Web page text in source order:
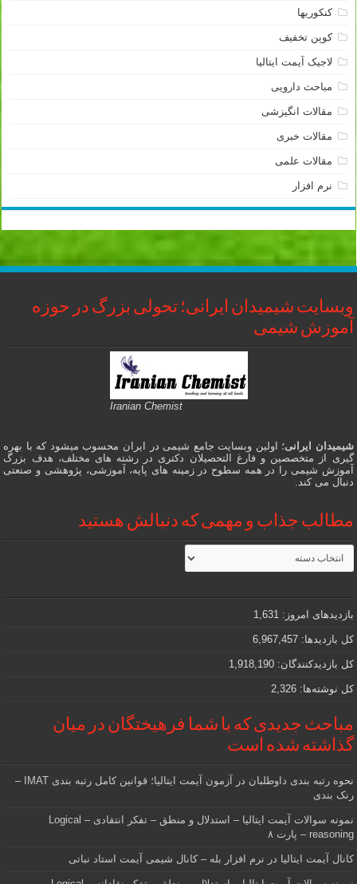
کنکوریها
کوپن تخفیف
لاجیک آیمت ایتالیا
مباحث دارویی
مقالات انگیزشی
مقالات خبری
مقالات علمی
نرم افزار
وبسایت شیمیدان ایرانی؛ تحولی بزرگ در حوزه
آموزش شیمی
Iranian Chemist
شیمیدان ایرانی؛ اولین وبسایت جامع شیمی در ایران محسوب میشود که با بهره
گیری از متخصصین و فارغ التحصیلان دکتری در رشته های مختلف، هدف بزرگ
آموزش شیمی را در همه سطوح در زمینه های پایه، آموزشی، پژوهشی و صنعتی
دنبال می کند.
مطالب جذاب و مهمی که دنبالش هستید
مطالب
جذاب
و
که
دنبالش
هستید
بازدیدهای امروز: 1,631
کل بازدیدها: 6,967,457
کل بازدیدکنند‌گان: 1,918,190
کل نوشته‌ها: 2,326
مباحث جدیدی که با شما فرهیختگان در میان
گذاشته شده است
نحوه رتبه بندی داوطلبان در آزمون آیمت ایتالیا؛ قوانین کامل رتبه بندی IMAT –
رنک بندی
نمونه سوالات آیمت ایتالیا – استدلال و منطق – تفکر انتقادی – Logical
reasoning – پارت ۸
کانال آیمت ایتالیا در نرم افزار بله – کانال شیمی آیمت استاد نباتی